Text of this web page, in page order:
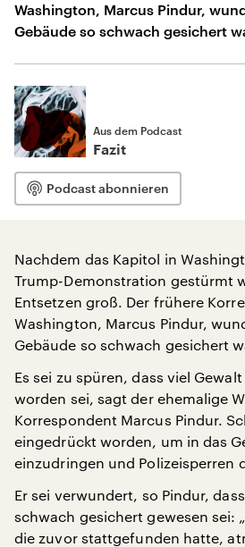
Washington, Marcus Pindur,
Gebäude so schwach gesichert
Aus dem Podcast
Fazit
Podcast abonnieren
Nachdem das Kapitol in
Trump-Demonstration gestürmt
Entsetzen groß. Der frühere
Washington, Marcus Pindur,
Gebäude so schwach gesichert
Es sei zu spüren, dass viel
worden sei, sagt der ehemalige
Korrespondent Marcus Pindur.
eingedrückt worden, um in das
einzudringen und Polizeisperren
Er sei verwundert, so Pindur,
schwach gesichert gewesen sei:
die zuvor stattgefunden hatte,